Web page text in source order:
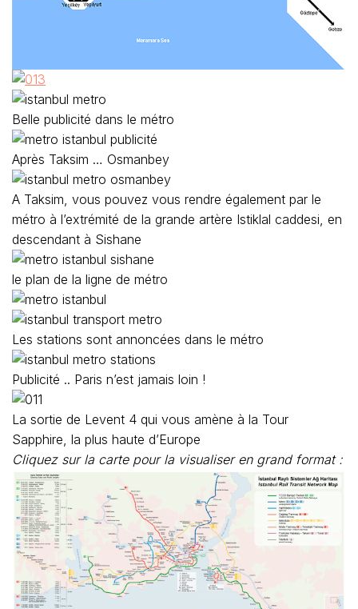
Belle publicité dans le métro
Après Taksim … Osmanbey
A Taksim, vous pouvez vous rendre également par le
métro à l’extrémité de la grande artère Istiklal caddesi, en
descendant à Sishane
le plan de la ligne de métro
Les stations sont annoncées dans le métro
Publicité .. Paris n’est jamais loin !
La sortie de Levent 4 qui vous amène à la Tour
Sapphire, la plus haute d’Europe
Cliquez sur la carte pour la visualiser en grand format :